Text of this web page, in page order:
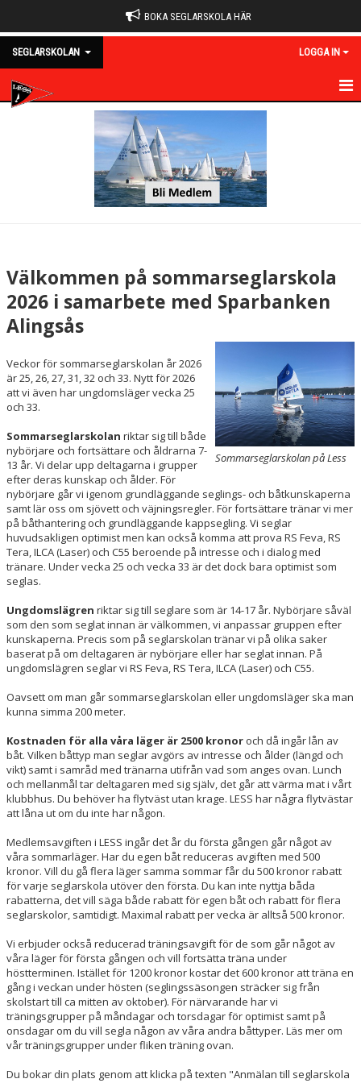
BOKA SEGLARSKOLA HÄR
SEGLARSKOLAN LOGGA IN
OM VÅRA SEGLARSKOLOR
PIRATSEGLARSKOLA
SOMMARSEGLARSKOLA
DOKUMENT
Välkommen på sommarseglarskola
2026 i samarbete med Sparbanken
Alingsås
Sommarseglarskolan på Less
Veckor för sommarseglarskolan år 2026
är 25, 26, 27, 31, 32 och 33. Nytt för 2026
att vi även har ungdomsläger vecka 25
och 33.
Sommarseglarskolan riktar sig till både
nybörjare och fortsättare och åldrarna 7-
13 år. Vi delar upp deltagarna i grupper
efter deras kunskap och ålder. För
nybörjare går vi igenom grundläggande seglings- och båtkunskaperna
samt lär oss om sjövett och väjningsregler. För fortsättare tränar vi mer
på båthantering och grundläggande kappsegling. Vi seglar
huvudsakligen optimist men kan också komma att prova RS Feva, RS
Tera, ILCA (Laser) och C55 beroende på intresse och i dialog med
tränare. Under vecka 25 och vecka 33 är det dock bara optimist som
seglas.
Ungdomslägren riktar sig till seglare som är 14-17 år. Nybörjare såväl
som den som seglat innan är välkommen, vi anpassar gruppen efter
kunskaperna. Precis som på seglarskolan tränar vi på olika saker
baserat på om deltagaren är nybörjare eller har seglat innan. På
ungdomslägren seglar vi RS Feva, RS Tera, ILCA (Laser) och C55.
Oavsett om man går sommarseglarskolan eller ungdomsläger ska man
kunna simma 200 meter.
Kostnaden för alla våra läger är 2500 kronor och då ingår lån av
båt. Vilken båttyp man seglar avgörs av intresse och ålder (längd och
vikt) samt i samråd med tränarna utifrån vad som anges ovan. Lunch
och mellanmål tar deltagaren med sig själv, det går att värma mat i vårt
klubbhus. Du behöver ha flytväst utan krage. LESS har några flytvästar
att låna ut om du inte har någon.
Medlemsavgiften i LESS ingår det år du första gången går något av
våra sommarläger. Har du egen båt reduceras avgiften med 500
kronor. Vill du gå flera läger samma sommar får du 500 kronor rabatt
för varje seglarskola utöver den första. Du kan inte nyttja båda
rabatterna, det vill säga både rabatt för egen båt och rabatt för flera
seglarskolor, samtidigt. Maximal rabatt per vecka är alltså 500 kronor.
Vi erbjuder också reducerad träningsavgift för de som går något av
våra läger för första gången och vill fortsätta träna under
höstterminen. Istället för 1200 kronor kostar det 600 kronor att träna en
gång i veckan under hösten (seglingssäsongen sträcker sig från
skolstart till ca mitten av oktober). För närvarande har vi
träningsgrupper på måndagar och torsdagar för optimist samt på
onsdagar om du vill segla någon av våra andra båttyper. Läs mer om
vår träningsgrupper under fliken träning ovan.
Du bokar din plats genom att klicka på texten "Anmälan till seglarskola